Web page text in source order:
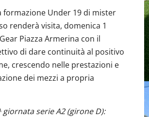
formazione Under 19 di mister
renderà visita, domenica 1
Piazza Armerina con il
di dare continuità al positivo
crescendo nelle prestazioni e
dei mezzi a propria
serie A2 (girone D):